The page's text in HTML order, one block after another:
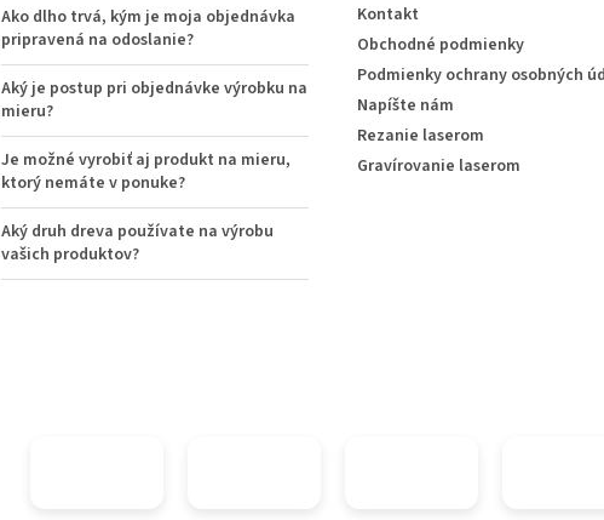
Ako dlho trvá, kým je moja objednávka
pripravená na odoslanie?
Aký je postup pri objednávke výrobku na
mieru?
Je možné vyrobiť aj produkt na mieru,
ktorý nemáte v ponuke?
Aký druh dreva používate na výrobu
vašich produktov?
Kontakt
Obchodné podmienky
Podmienky ochrany osobných
Napíšte nám
Rezanie laserom
Gravírovanie laserom